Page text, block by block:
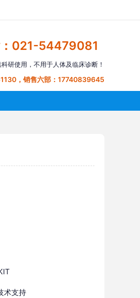
021-54479081
研使用，不用于人体及临床诊断！
，销售六部：17740839645
术支持